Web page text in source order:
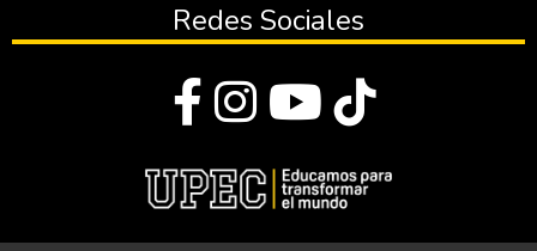
Redes Sociales